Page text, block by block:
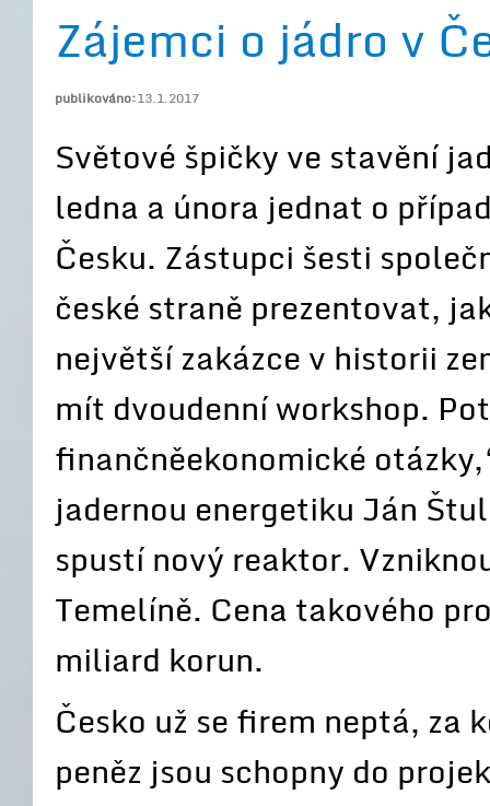
Zájemci o jádro v
publikováno:13.1.2017
Světové špičky ve stavění
ledna a února jednat o
Česku. Zástupci šesti
české straně prezentovat,
největší zakázce v historii
mít dvoudenní workshop.
finančněekonomické
jadernou energetiku Ján
spustí nový reaktor.
Temelíně. Cena takového
miliard korun.
Česko už se firem neptá,
peněz jsou schopny do